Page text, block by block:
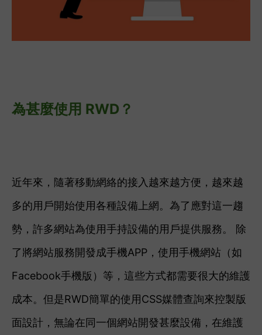
為甚麼使用 RWD？
近年來，隨著移動網絡的接入越來越方便，越來越
多的用戶開始使用各種設備上網。 為了應對這一趨
勢，許多網站為使用手持設備的用戶提供服務。 除
了將網站服務開發成手機APP，使用手機網站（如
Facebook手機版）等，這些方式都需要很大的維護
成本。 但是RWD簡單的使用CSS媒體查詢來控製版
面設計，無論在同一個網站開發甚麼設備，在維護